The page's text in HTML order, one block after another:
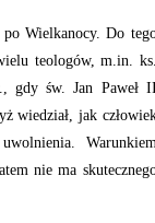
Wielkanocy. Do
teologów, m.in. ks.
gdy św. Jan Paweł II
wiedział, jak
nie ma